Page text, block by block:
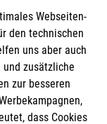
Webseiten-
den technischen
uns aber auch
zusätzliche
zur besseren
dass Cookies